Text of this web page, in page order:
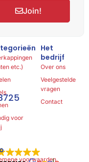
etc.)
voor
Het
bedrijf
Over ons
Veelgestelde
vragen
Contact
voorwaarden
Join!